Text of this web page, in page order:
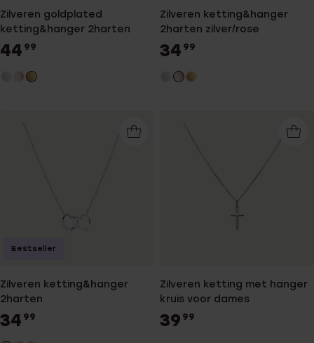
Zilveren goldplated
ketting&hanger 2harten
44 99
Zilveren ketting&hanger
2harten zilver/rose
34 99
Zilveren ketting&hanger
2harten
34 99
Bestseller
Zilveren ketting met hanger
kruis voor dames
39 99